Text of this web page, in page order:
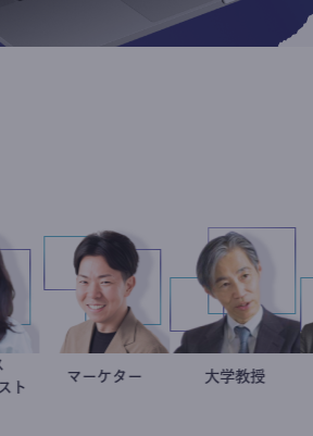
井出留美
ジャーナリスト
室谷良平
マーケター